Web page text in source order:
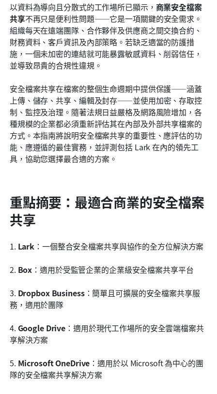
以資料為導向且分散式的工作場所已顯示， 商業安全檔案
共享不再只是便利性問題——它是一項關鍵的安全需求。
組織每天在遠端團隊、合作夥伴及供應商之間交換合約、
財務資料、客戶資訊及內部策略。若缺乏適當的防護措
施，一個未加密的連結就可能暴露敏感資料、削弱信任，
並導致昂貴的合規性違規。
安全檔案共享在檔案的整個生命週期中提供保護——涵蓋
上傳、儲存、共享、編輯及封存——並使用加密、存取控
制、監控及治理。隨著法規日益嚴格及網路風險增加，各
種規模的企業都必須重新評估其在內部及外部共享檔案的
方式。本指南將說明安全檔案共享的重要性、應評估的功
能、應遵循的最佳實務，並評測包括 Lark 在內的領先工
具，協助您選擇最合適的方案。
重點摘要：最適合商業的安全檔案
共享
1. Lark ：一個整合安全檔案共享與協作的全方位解決方案
2. Box ：適用於受監管企業的企業級安全檔案共享平台
3. Dropbox Business：簡單且可擴展的安全檔案共享服
務，適用於團隊
4. Google Drive ：適用於現代工作場所的安全雲端檔案共
享解決方案
5. Microsoft OneDrive ：適用於以 Microsoft 為中心的團
隊的安全檔案共享解決方案
在組織中進行安全檔案共享的最佳做法
10 大最安全的企業檔案共享解決方案
如何選擇最適合您企業的安全檔案共享服務
企業在檔案共享中常犯的錯誤
結論
常見問題
相關閱讀